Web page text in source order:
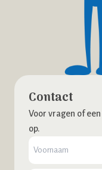
Contact
Voor vragen of
op.